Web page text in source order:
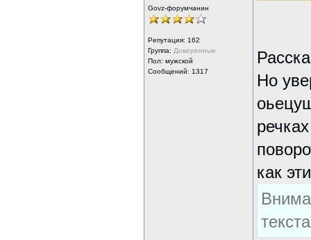
Govz-форумчанин
Репутация: 162
Группа: Доверенные
Пол: мужской
Сообщений: 1317
Но
как